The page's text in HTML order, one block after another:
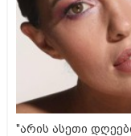
"არის ასეთი